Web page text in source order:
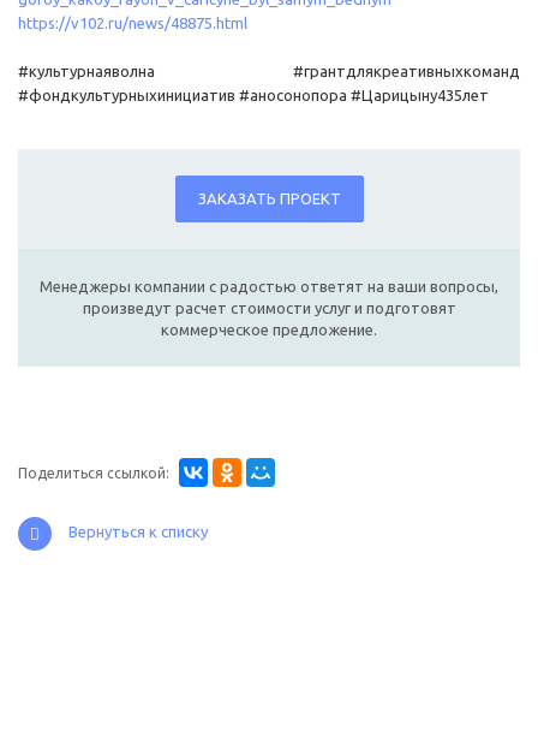
https://v102.ru/news/48875.html
#культурнаяволна #грантдлякреативныхкоманд
#фондкультурныхинициатив #аносонопора #Царицыну435лет
ЗАКАЗАТЬ ПРОЕКТ
Менеджеры компании с радостью ответят на ваши вопросы,
произведут расчет стоимости услуг и подготовят
коммерческое предложение.
Поделиться ссылкой:
Вернуться к списку